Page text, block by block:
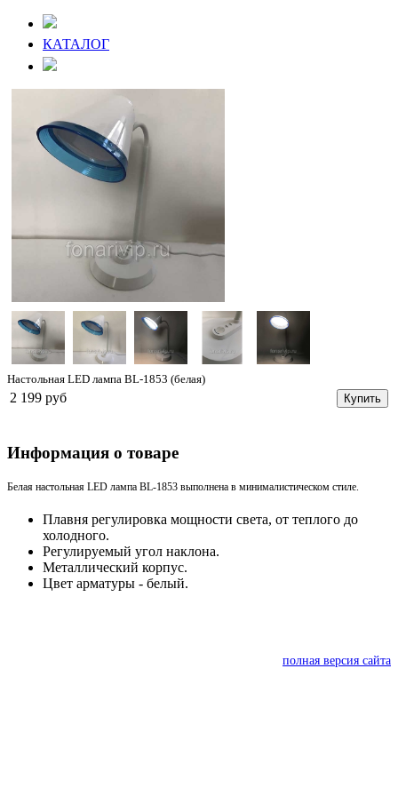
КАТАЛОГ
Настольная LED лампа BL-1853 (белая)
2 199 руб Купить
Информация о товаре
Белая настольная LED лампа BL-1853 выполнена в минималистическом стиле.
Плавня регулировка мощности света, от теплого до
холодного.
Регулируемый угол наклона.
Металлический корпус.
Цвет арматуры - белый.
полная версия сайта